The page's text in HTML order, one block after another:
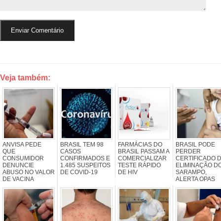
Veja também:
ANVISA PEDE
QUE
CONSUMIDOR
DENUNCIE
ABUSO NO VALOR
DE VACINA
BRASIL TEM 98
CASOS
CONFIRMADOS E
1.485 SUSPEITOS
DE COVID-19
FARMÁCIAS DO
BRASIL PASSAM A
COMERCIALIZAR
TESTE RÁPIDO
DE HIV
BRASIL PODE
PERDER
CERTIFICADO
ELIMINAÇÃO
SARAMPO,
ALERTA OPAS